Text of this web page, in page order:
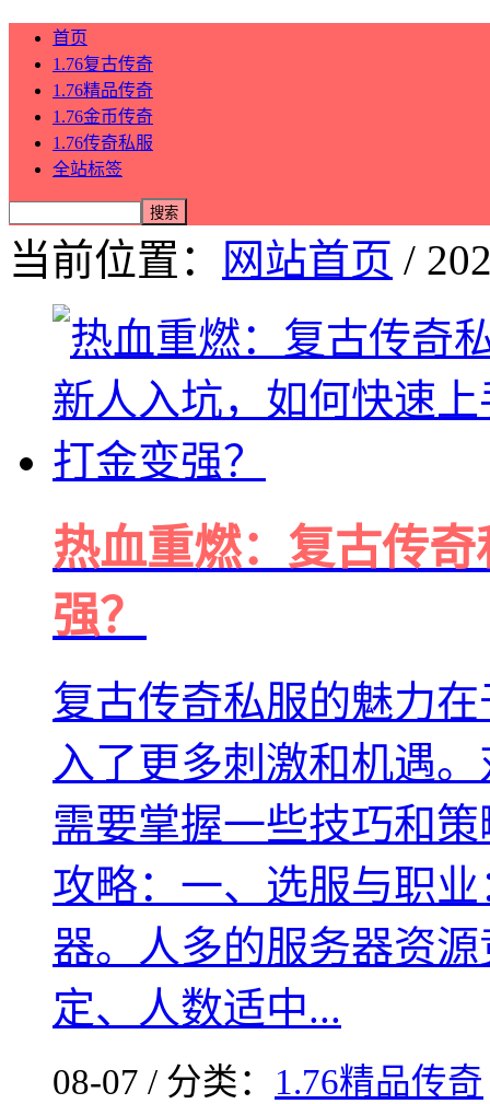
首页
1.76复古传奇
1.76精品传奇
1.76金币传奇
1.76传奇私服
全站标签
当前位置： 网站首页 /
热血重燃：复古传
强？
复古传奇私服的魅力
入了更多刺激和机遇
需要掌握一些技巧和
攻略：一、选服与职
器。人多的服务器资
定、人数适中...
08-07 / 分类： 1.76精品传奇